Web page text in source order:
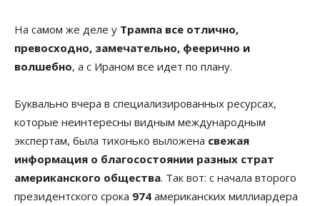
На самом же деле у Трампа все отлично,
превосходно, замечательно, феерично и
волшебно, а с Ираном все идет по плану.
Буквально вчера в специализированных ресурсах,
которые неинтересны видным международным
экспертам, была тихонько выложена свежая
информация о благосостоянии разных страт
американского общества. Так вот: с начала второго
президентского срока 974 американских миллиардера